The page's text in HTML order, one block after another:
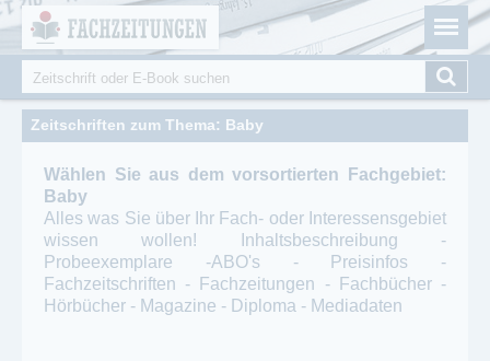
Fachzeitungen.de - Das unabhängige Portal für
Fachmagazine Fachpublikationen & eBooks
Suchformular
Suche
Zeitschriften zum Thema: Baby
Wählen Sie aus dem vorsortierten Fachgebiet:
Baby
Alles was Sie über Ihr Fach- oder Interessensgebiet
wissen wollen! Inhaltsbeschreibung -
Probeexemplare -ABO's - Preisinfos -
Fachzeitschriften - Fachzeitungen - Fachbücher -
Hörbücher - Magazine - Diploma - Mediadaten
Cookie-Einstellungen